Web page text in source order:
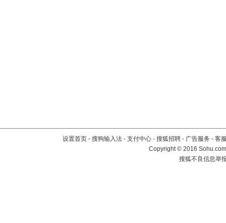
设置首页 - 搜狗输入法 - 支付中心 - 搜狐招聘 - 广告服务 - 客
Copyright©2016
搜狐不良信息举